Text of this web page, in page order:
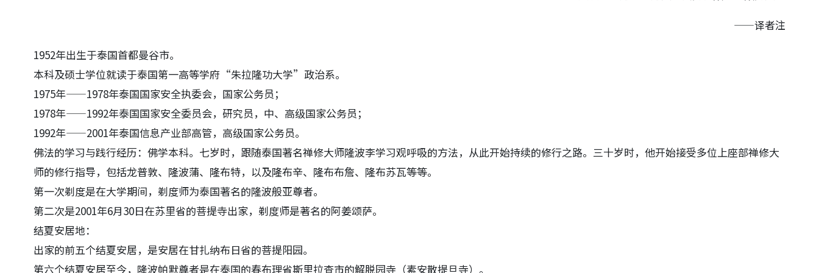
——译者注
1952年出生于泰国首都曼谷市。
本科及硕士学位就读于泰国第一高等学府“朱拉隆功大学”政治系。
1975年——1978年泰国国家安全执委会，国家公务员；
1978年——1992年泰国国家安全委员会，研究员，中、高级国家公务员；
1992年——2001年泰国信息产业部高管，高级国家公务员。
佛法的学习与践行经历：佛学本科。七岁时，跟随泰国著名禅修大师隆波李学习观呼吸的方法，从此开始持续的修行之路。三十岁时，他开始接受多位上座部禅修大
师的修行指导，包括龙普敦、隆波蒲、隆布特，以及隆布辛、隆布布詹、隆布苏瓦等等。
第一次剃度是在大学期间，剃度师为泰国著名的隆波般亚尊者。
第二次是2001年6月30日在苏里省的菩提寺出家，剃度师是著名的阿姜颂萨。
结夏安居地：
出家的前五个结夏安居，是安居在甘扎纳布日省的菩提阳园。
第六个结夏安居至今，隆波帕默尊者是在泰国的春布理省斯里拉查市的解脱园寺（素安散提旦寺）。